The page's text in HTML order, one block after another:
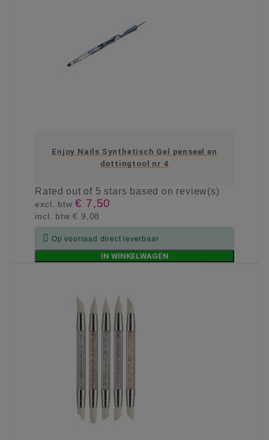
Enjoy Nails Synthetisch Gel penseel en
dottingtool nr 4
Ratedout of 5 stars based on review(s)
excl. btw€ 7,50
incl. btw€ 9,08
 Op voorraad direct leverbaar
IN WINKELWAGEN